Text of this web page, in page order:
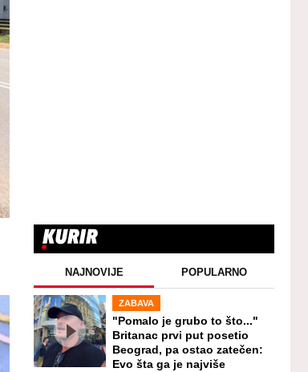
NAJNOVIJE POPULARNO
ZABAVA
"Pomalo je grubo to što..."
Britanac prvi put posetio
Beograd, pa ostao zatečen:
Evo šta ga je najviše